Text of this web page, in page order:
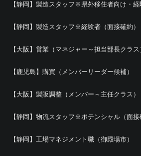
【静岡】製造スタッフ※県外移住者向け・
【静岡】製造スタッフ※経験者（面接確約）
【大阪】営業（マネジャー～担当部長クラス
【鹿児島】購買（メンバーリーダー候補）
【大阪】製販調整（メンバー～主任クラス）
【静岡】物流スタッフ※ポテンシャル（面接
【静岡】工場マネジメント職（御殿場市）